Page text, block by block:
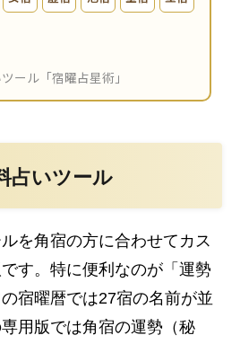
占いツール
を角宿の方に合わせてカス
す。特に便利なのが「運勢
宿曜暦では27宿の名前が並
用版では角宿の運勢（秘